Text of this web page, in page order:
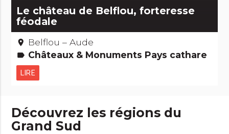
Le château de Belflou, forteresse
féodale
place Belflou – Aude
label Châteaux & Monuments Pays cathare
LIRE
Découvrez les régions du
Grand Sud